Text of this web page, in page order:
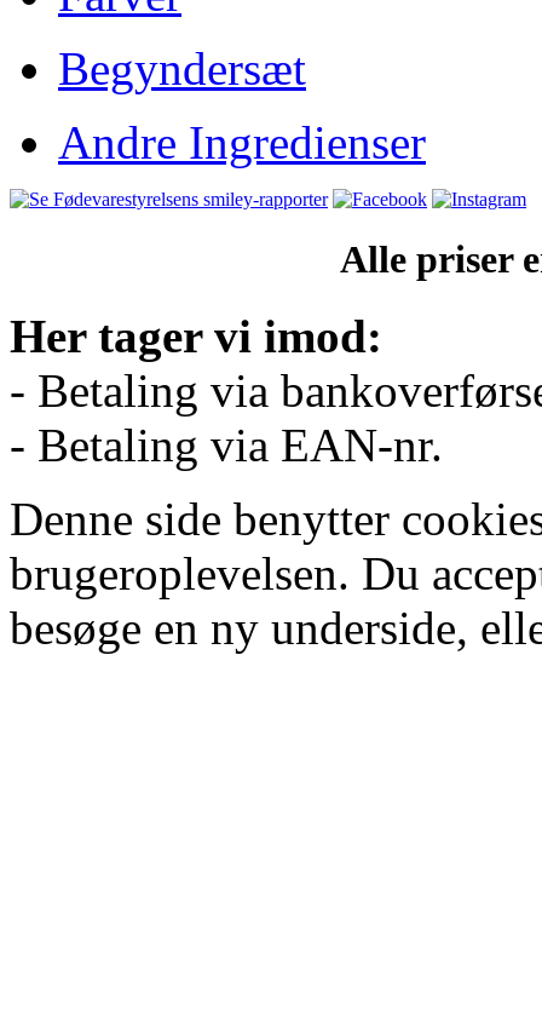
Begyndersæt
Andre Ingredienser
Alle priser
Her tager vi imod:
- Betaling via
- Betaling via EAN-nr.
Denne side benytter
brugeroplevelsen. Du
besøge en ny underside,